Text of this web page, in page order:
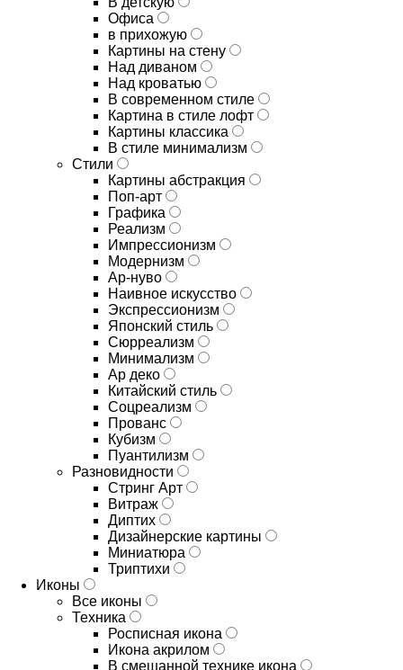
Офиса
в прихожую
Картины на стену
Над диваном
Над кроватью
В современном стиле
Картина в стиле лофт
Картины классика
В стиле минимализм
Стили
Картины абстракция
Поп-арт
Графика
Реализм
Импрессионизм
Модернизм
Ар-нуво
Наивное искусство
Экспрессионизм
Японский стиль
Сюрреализм
Минимализм
Ар деко
Китайский стиль
Соцреализм
Прованс
Кубизм
Пуантилизм
Разновидности
Стринг Арт
Витраж
Диптих
Дизайнерские картины
Миниатюра
Триптихи
Иконы
Все иконы
Техника
Росписная икона
Икона акрилом
В смешанной технике икона